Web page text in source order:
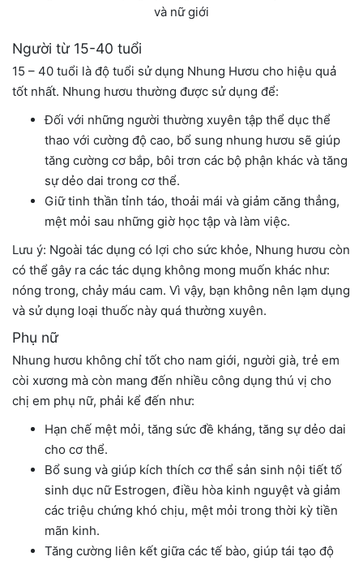
và nữ giới
Người từ 15-40 tuổi
15 – 40 tuổi là độ tuổi sử dụng Nhung Hươu cho hiệu quả
tốt nhất. Nhung hươu thường được sử dụng để:
Đối với những người thường xuyên tập thể dục thể
thao với cường độ cao, bổ sung nhung hươu sẽ giúp
tăng cường cơ bắp, bôi trơn các bộ phận khác và tăng
sự dẻo dai trong cơ thể.
Giữ tinh thần tỉnh táo, thoải mái và giảm căng thẳng,
mệt mỏi sau những giờ học tập và làm việc.
Lưu ý: Ngoài tác dụng có lợi cho sức khỏe, Nhung hươu còn
có thể gây ra các tác dụng không mong muốn khác như:
nóng trong, chảy máu cam. Vì vậy, bạn không nên lạm dụng
và sử dụng loại thuốc này quá thường xuyên.
Phụ nữ
Nhung hươu không chỉ tốt cho nam giới, người già, trẻ em
còi xương mà còn mang đến nhiều công dụng thú vị cho
chị em phụ nữ, phải kể đến như:
Hạn chế mệt mỏi, tăng sức đề kháng, tăng sự dẻo dai
cho cơ thể.
Bổ sung và giúp kích thích cơ thể sản sinh nội tiết tố
sinh dục nữ Estrogen, điều hòa kinh nguyệt và giảm
các triệu chứng khó chịu, mệt mỏi trong thời kỳ tiền
mãn kinh.
Tăng cường liên kết giữa các tế bào, giúp tái tạo độ